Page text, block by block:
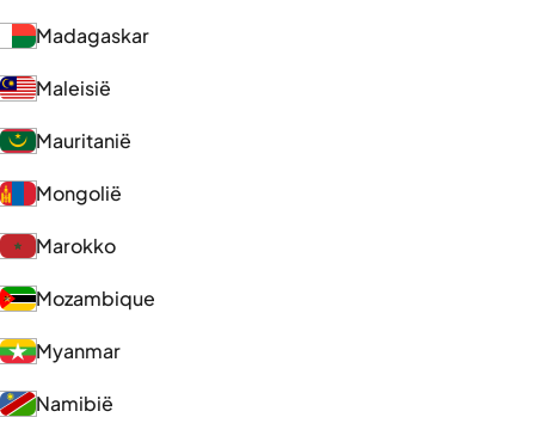
Madagaskar
Maleisië
Mauritanië
Mongolië
Marokko
Mozambique
Myanmar
Namibië